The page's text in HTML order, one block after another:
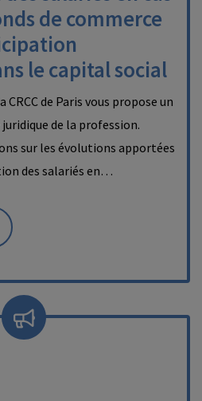
de commerce
le capital social
de Paris vous propose un
de la profession.
sur les évolutions apportées
des salariés en…